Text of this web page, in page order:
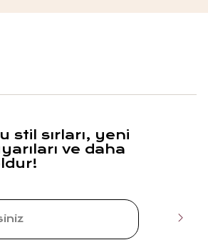
stil sırları, yeni
ve daha